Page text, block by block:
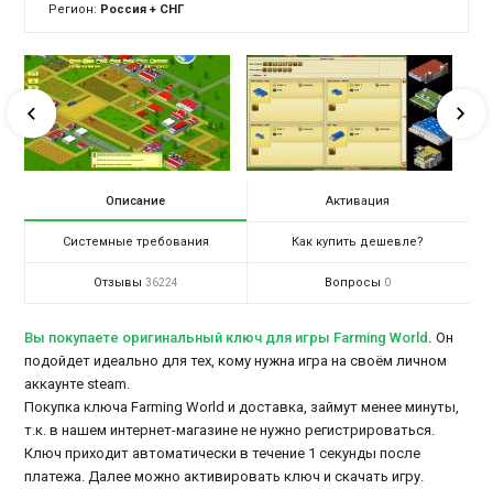
Регион: Россия + СНГ
Описание Активация
Системные требования Как купить дешевле?
Отзывы 36224 Вопросы 0
Вы покупаете оригинальный ключ для игры Farming World . Он
подойдет идеально для тех, кому нужна игра на своём личном
аккаунте steam.
Покупка ключа Farming World и доставка, займут менее минуты,
т.к. в нашем интернет-магазине не нужно регистрироваться.
Ключ приходит автоматически в течение 1 секунды после
платежа. Далее можно активировать ключ и скачать игру.